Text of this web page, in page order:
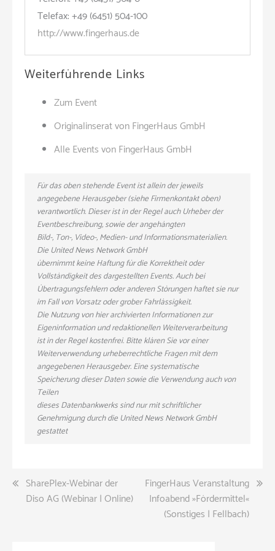
Telefax: +49 (6451) 504-100
http://www.fingerhaus.de
Weiterführende Links
Zum Event
Originalinserat von FingerHaus GmbH
Alle Events von FingerHaus GmbH
Für das oben stehende Event ist allein der jeweils
angegebene Herausgeber (siehe Firmenkontakt oben)
verantwortlich. Dieser ist in der Regel auch Urheber der
Eventbeschreibung, sowie der angehängten
Bild-, Ton-, Video-, Medien- und Informationsmaterialien.
Die United News Network GmbH
übernimmt keine Haftung für die Korrektheit oder
Vollständigkeit des dargestellten Events. Auch bei
Übertragungsfehlern oder anderen Störungen haftet sie nur
im Fall von Vorsatz oder grober Fahrlässigkeit.
Die Nutzung von hier archivierten Informationen zur
Eigeninformation und redaktionellen Weiterverarbeitung
ist in der Regel kostenfrei. Bitte klären Sie vor einer
Weiterverwendung urheberrechtliche Fragen mit dem
angegebenen Herausgeber. Eine systematische
Speicherung dieser Daten sowie die Verwendung auch von
Teilen
dieses Datenbankwerks sind nur mit schriftlicher
Genehmigung durch die United News Network GmbH
gestattet
Beitragsnavigation
SharePlex-Webinar der
Diso AG (Webinar | Online)
FingerHaus Veranstaltung
Infoabend »Fördermittel«
(Sonstiges | Fellbach)